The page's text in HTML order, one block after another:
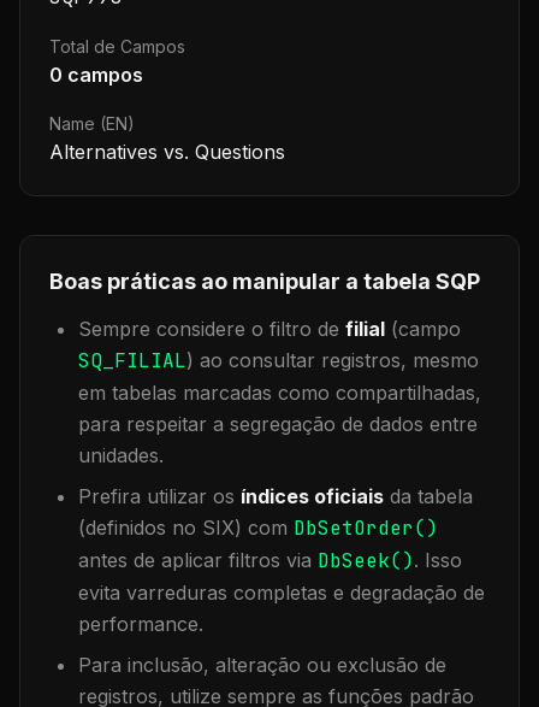
Total de Campos
0 campos
Name (EN)
Alternatives vs. Questions
Boas práticas ao manipular a tabela SQP
Sempre considere o filtro de filial (campo
SQ_FILIAL) ao consultar registros, mesmo
em tabelas marcadas como compartilhadas,
para respeitar a segregação de dados entre
unidades.
Prefira utilizar os índices oficiais da tabela
(definidos no SIX) com DbSetOrder()
antes de aplicar filtros via DbSeek(). Isso
evita varreduras completas e degradação de
performance.
Para inclusão, alteração ou exclusão de
registros, utilize sempre as funções padrão